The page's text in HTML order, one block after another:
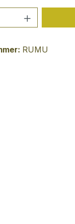
Anzahl:
RUMU